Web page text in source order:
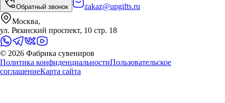
Обратный звонок
zakaz@upgifts.ru
Москва,
ул. Рязанский проспект, 10 стр. 18
© 2026 Фабрика сувениров
Политика конфиденциальностиПользовательское
соглашениеКарта сайта